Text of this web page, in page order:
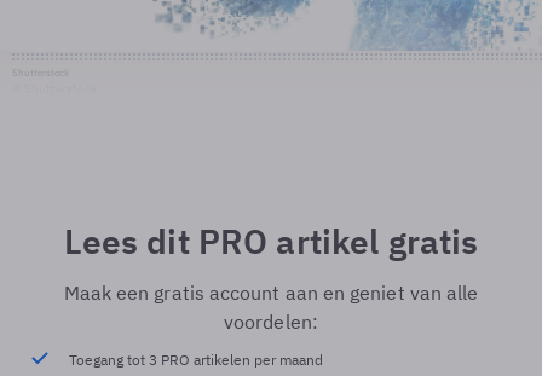
Lees dit PRO artikel gratis
Maak een gratis account aan en geniet van alle
voordelen:
Toegang tot 3 PRO artikelen per maand